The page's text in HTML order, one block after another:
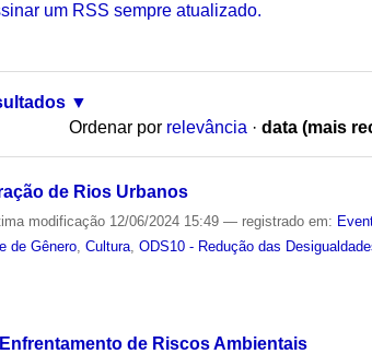
um RSS sempre atualizado.
Ordenar por relevância · data (mais
de Rios Urbanos
modificação 12/06/2024 15:49— registrado em:
de Gênero ,Cultura ,ODS10 - Redução das
de Riscos Ambientais